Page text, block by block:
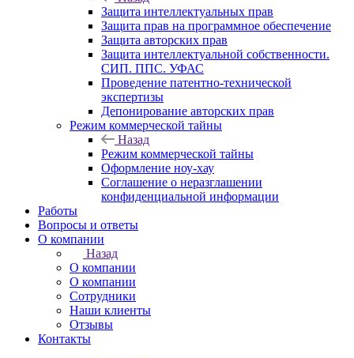
Защита интеллектуальных прав
Защита прав на программное обеспечение
Защита авторских прав
Защита интеллектуальной собственности.
СИП. ППС. УФАС
Проведение патентно-технической
экспертизы
Депонирование авторских прав
Режим коммерческой тайны
Назад
Режим коммерческой тайны
Оформление ноу-хау
Соглашение о неразглашении
конфиденциальной информации
Работы
Вопросы и ответы
О компании
Назад
О компании
О компании
Сотрудники
Наши клиенты
Отзывы
Контакты